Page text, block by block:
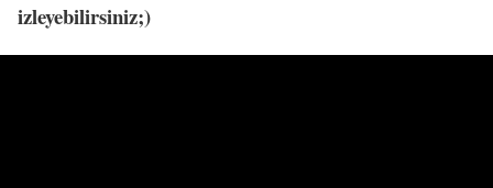
izleyebilirsiniz;)